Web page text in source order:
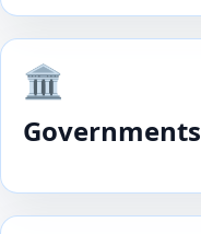
🏛️
Governments